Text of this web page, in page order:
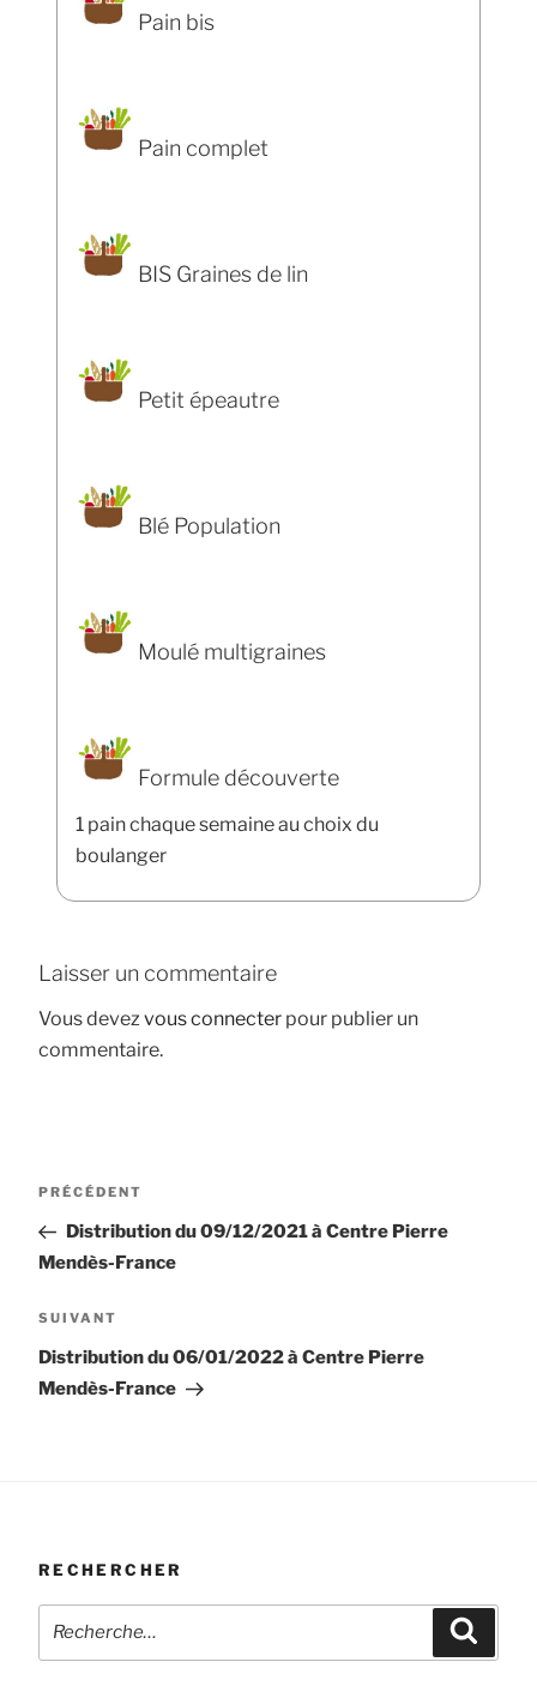
Pain bis
Pain complet
BIS Graines de lin
Petit épeautre
Blé Population
Moulé multigraines
Formule découverte
1 pain chaque semaine au choix du
boulanger
Laisser un commentaire
Vous devezvous connecter pour publier un
commentaire.
Navigation
l’article
Article
précédent
PRÉCÉDENT
Distribution du 09/12/2021 à Centre Pierre
Mendès-France
Article
suivant
SUIVANT
Distribution du 06/01/2022 à Centre Pierre
Mendès-France
RECHERCHER
Recherche